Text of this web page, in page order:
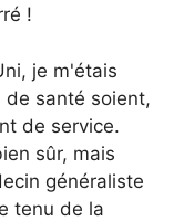
!
je m'étais
de santé soient,
de service.
sûr, mais
généraliste
tenu de la